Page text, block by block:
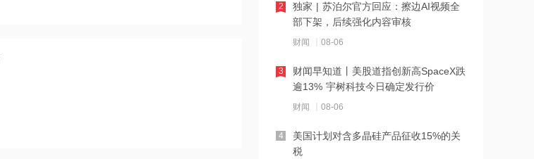
12:10
公司Obi项目全部产线已正式进入满产运
12:09
7月风机招标显著回暖 出口保持较高景
12:07
独家 | 苏泊尔官方回应：擦边AI视频全
部下架，后续强化内容审核
财闻 08-06
2
财闻早知道丨美股道指创新高SpaceX跌
逾13% 宇树科技今日确定发行价
财闻 08-06
3
美国计划对含多晶硅产品征收15%的关
税
4